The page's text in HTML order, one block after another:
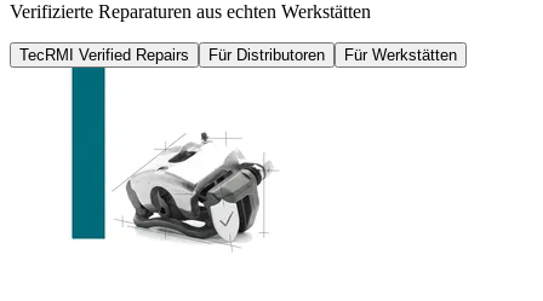
Verifizierte Reparaturen aus echten Werkstätten
TecRMI Verified Repairs Für Distributoren Für Werkstätten